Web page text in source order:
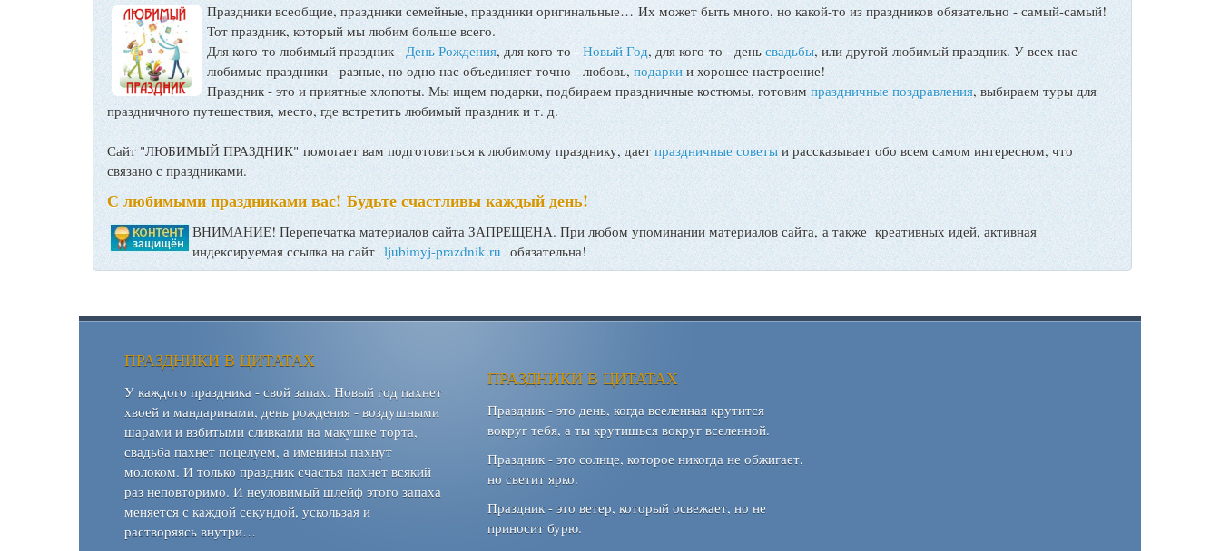
Праздники всеобщие, праздники семейные, праздники оригинальные… Их может быть много, но какой-то из праздников обязательно - самый-самый!
Тот праздник, который мы любим больше всего.
Для кого-то любимый праздник -День Рождения, для кого-то - Новый Год, для кого-то - день свадьбы, или другой любимый праздник. У всех нас
любимые праздники - разные, но одно нас объединяет точно - любовь, подарки и хорошее настроение!
Праздник - это и приятные хлопоты. Мы ищем подарки, подбираем праздничные костюмы, готовим праздничные поздравления, выбираем туры для
праздничного путешествия, место, где встретить любимый праздник и т. д.
Сайт "ЛЮБИМЫЙ ПРАЗДНИК" помогает вам подготовиться к любимому празднику, даетпраздничные советыи рассказывает обо всем самом интересном, что
связано с праздниками.
С любимыми праздниками вас! Будьте счастливы каждый день!
ВНИМАНИЕ! Перепечатка материалов сайта ЗАПРЕЩЕНА. При любом упоминании материалов сайта, а также креативных идей, активная
индексируемая ссылка на сайт ljubimyj-prazdnik.ru обязательна!
ПРАЗДНИКИ В ЦИТАТАХ
У каждого праздника - свой запах. Новый год пахнет
хвоей и мандаринами, день рождения - воздушными
шарами и взбитыми сливками на макушке торта,
свадьба пахнет поцелуем, а именины пахнут
молоком. И только праздник счастья пахнет всякий
раз неповторимо. И неуловимый шлейф этого запаха
меняется с каждой секундой, ускользая и
растворяясь внутри…
ПРАЗДНИКИ В ЦИТАТАХ
Праздник - это день, когда вселенная крутится
вокруг тебя, а ты крутишься вокруг вселенной.
Праздник - это солнце, которое никогда не обжигает,
но светит ярко.
Праздник - это ветер, который освежает, но не
приносит бурю.